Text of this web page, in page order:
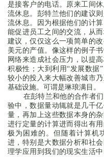
是接客户的电话。原来工间
流休息。彭特兰他们的建议
流休息。因为根据他们的计
能促进员工之间的交流，从
建议，仅仅这么一项简单的
美元的产值。像这样的例子
网络来造成社会压力，以提
积极性；大到利用“发展数据
较小的投入来大幅改善城市
基础设施。可谓是琳琅满目。
在彭特兰和他的合作者们
验中，数据量动辄就是几千
量，再加上这些数据本身的
进行定量的计算进而得出有
极为困难的。但随着计算机
进，特别是大数据分析和社
理学应用到我们的现实生活